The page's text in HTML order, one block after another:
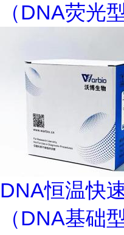
（DNA荧光型
DNA恒温快
（DNA基础型